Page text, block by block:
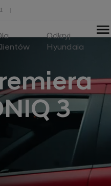
Odkryj
Hyundaia
3